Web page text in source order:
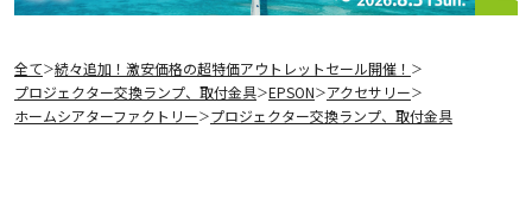
全て＞続々追加！激安価格の超特価アウトレットセール開催！ ＞
プロジェクター交換ランプ、取付金具＞EPSON＞アクセサリー＞
ホームシアターファクトリー＞プロジェクター交換ランプ、取付金具